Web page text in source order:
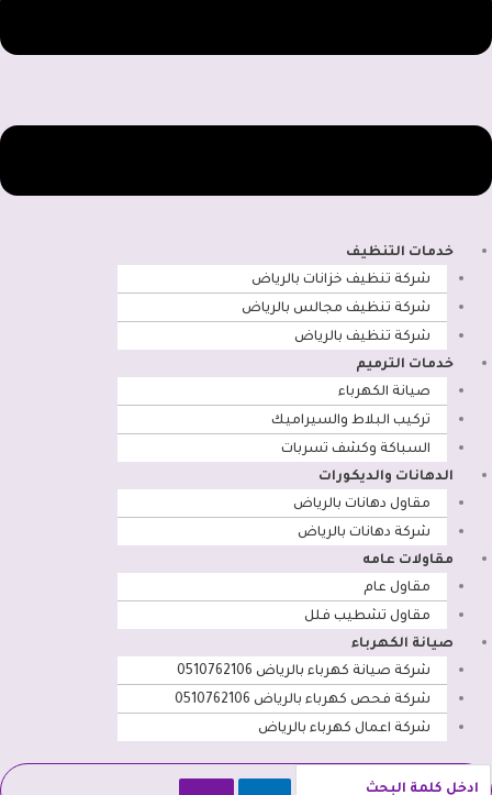
خدمات التنظيف
شركة تنظيف خزانات بالرياض
شركة تنظيف مجالس بالرياض
شركة تنظيف بالرياض
خدمات الترميم
صيانة الكهرباء
تركيب البلاط والسيراميك
السباكة وكشف تسربات
الدهانات والديكورات
مقاول دهانات بالرياض
شركة دهانات بالرياض
مقاولات عامه
مقاول عام
مقاول تشطيب فلل
صيانة الكهرباء
شركة صيانة كهرباء بالرياض 0510762106
شركة فحص كهرباء بالرياض 0510762106
شركة اعمال كهرباء بالرياض